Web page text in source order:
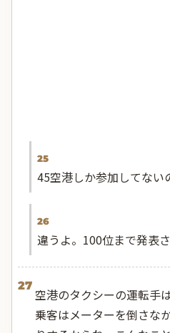
25
45空港しか参加してない
26
違うよ。100位まで発表さ
27
空港のタクシーの運転手
乗客はメーターを倒さな